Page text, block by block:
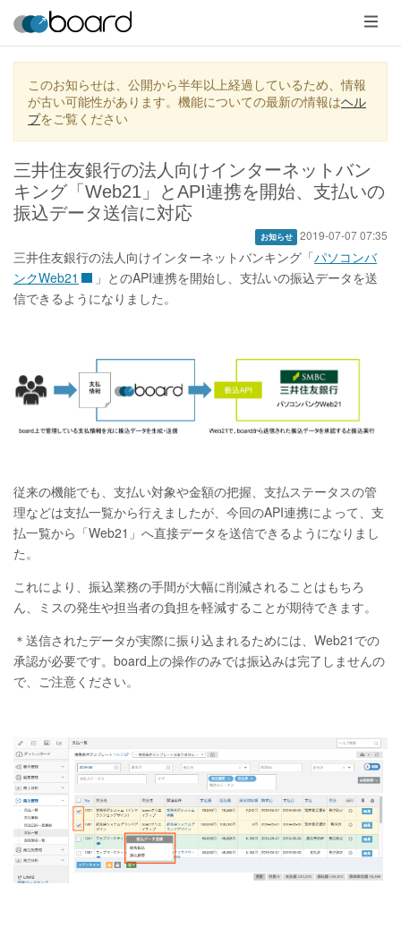
メ
ニ
ュ
ー
このお知らせは、公開から半年以上経過しているため、情報
が古い可能性があります。機能についての最新の情報はヘル
プをご覧ください
三井住友銀行の法人向けインターネットバン
キング「Web21」とAPI連携を開始、支払いの
振込データ送信に対応
お知らせ 2019-07-07 07:35
三井住友銀行の法人向けインターネットバンキング「パソコンバ
ンクWeb21
」とのAPI連携を開始し、支払いの振込データを送
信できるようになりました。
従来の機能でも、支払い対象や金額の把握、支払ステータスの管
理などは支払一覧から行えましたが、今回のAPI連携によって、支
払一覧から「Web21」へ直接データを送信できるようになりまし
た。
これにより、振込業務の手間が大幅に削減されることはもちろ
ん、ミスの発生や担当者の負担を軽減することが期待できます。
＊送信されたデータが実際に振り込まれるためには、Web21での
承認が必要です。board上の操作のみでは振込みは完了しませんの
で、ご注意ください。